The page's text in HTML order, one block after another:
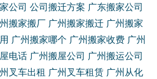
公司 公司搬迁方案 广东搬家公司
搬家搬厂 广州搬家搬迁 广州搬家
广州搬家哪个 广州搬家收费 广州
电话 广州搬屋公司 广州搬运公司
叉车出租 广州叉车租赁 广州从化